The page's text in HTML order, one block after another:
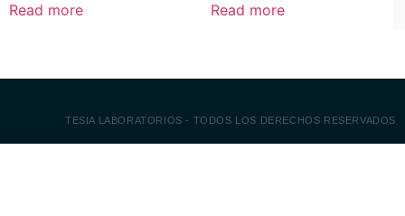
Read more Read more
TESIA LABORATORIOS - TODOS LOS DERECHOS RESERVADOS